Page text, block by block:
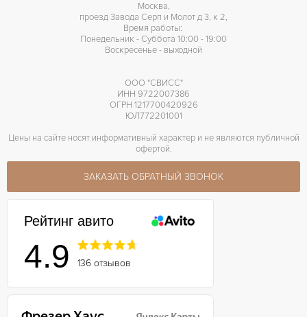
Москва,
проезд Завода Серп и Молот д 3, к 2,
Время работы:
Понедельник - Суббота 10:00 - 19:00
Воскресенье - выходной
ООО "СВИСС"
ИНН 9722007386
ОГРН 1217700420926
ЮЛ772201001
Цены на сайте носят информативный характер и не являются публичной
офертой.
ЗАКАЗАТЬ ОБРАТНЫЙ ЗВОНОК
Рейтинг авито
4.9 136 отзывов